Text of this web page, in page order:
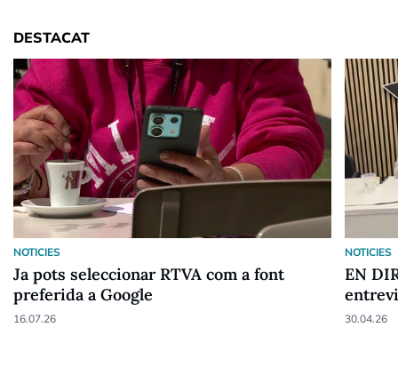
DESTACAT
NOTICIES
Ja pots seleccionar RTVA com a font
preferida a Google
16.07.26
NOTICIES
EN
30.04.26